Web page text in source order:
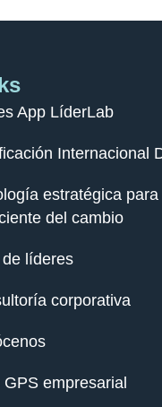
App LíderLab
Internacional
estratégica
del cambio
líderes
corporativa
GPS empresarial